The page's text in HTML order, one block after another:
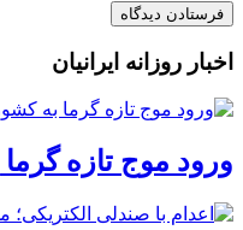
اخبار روزانه ایرانیان
ورود موج تازه